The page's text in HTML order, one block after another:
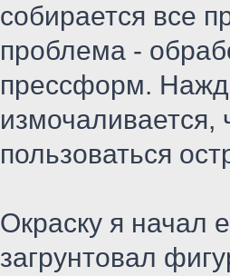
собирается все
проблема -
прессформ.
измочаливается,
пользоваться
Окраску я начал
загрунтовал